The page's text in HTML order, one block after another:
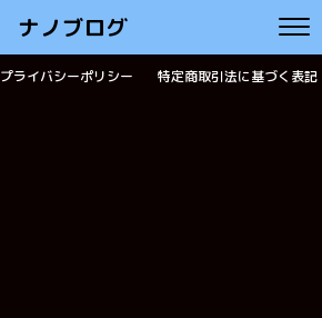
ナノブログ
プライバシーポリシー 特定商取引法に基づく表記